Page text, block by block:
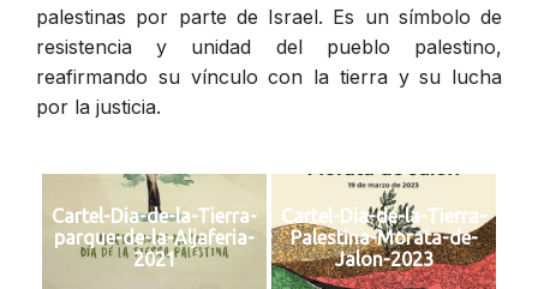
palestinas por parte de Israel. Es un símbolo de
resistencia y unidad del pueblo palestino,
reafirmando su vínculo con la tierra y su lucha
por la justicia.
Cartel-Dia-de-la-Tierra-
parque-de-la-Aljaferia-
2021
Cartel-Dia-de-la-Tierra-
Palestina-Morata-de-
Jalon-2023